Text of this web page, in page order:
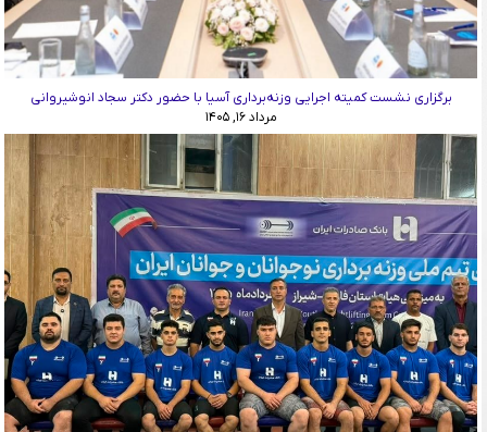
برگزاری نشست کمیته اجرایی وزنه‌برداری آسیا با حضور دکتر سجاد انوشیروانی
مرداد ۱۶, ۱۴۰۵